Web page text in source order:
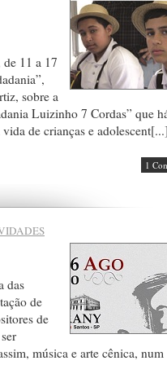
11 a 17
sobre a
Luizinho 7 Cordas” que
de crianças e
1
das
de
de
música e arte cênica, num